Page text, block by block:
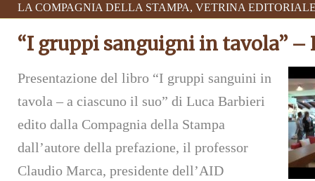
LA COMPAGNIA DELLA STAMPA, VETRINA
“I gruppi sanguigni in tavola” –
Presentazione del libro “I gruppi sanguini in
tavola – a ciascuno il suo” di Luca Barbieri
edito dalla Compagnia della Stampa
dall’autore della prefazione, il professor
Claudio Marca, presidente dell’AID